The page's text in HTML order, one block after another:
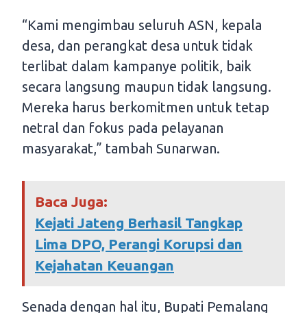
“Kami mengimbau seluruh ASN, kepala
desa, dan perangkat desa untuk tidak
terlibat dalam kampanye politik, baik
secara langsung maupun tidak langsung.
Mereka harus berkomitmen untuk tetap
netral dan fokus pada pelayanan
masyarakat,” tambah Sunarwan.
Baca Juga:
Kejati Jateng Berhasil Tangkap
Lima DPO, Perangi Korupsi dan
Kejahatan Keuangan
Senada dengan hal itu, Bupati Pemalang